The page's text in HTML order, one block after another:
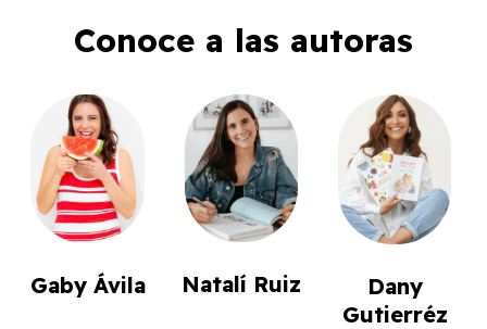
Conoce a las autoras
Gaby Ávila Natalí Ruiz
Dany
Gutierréz